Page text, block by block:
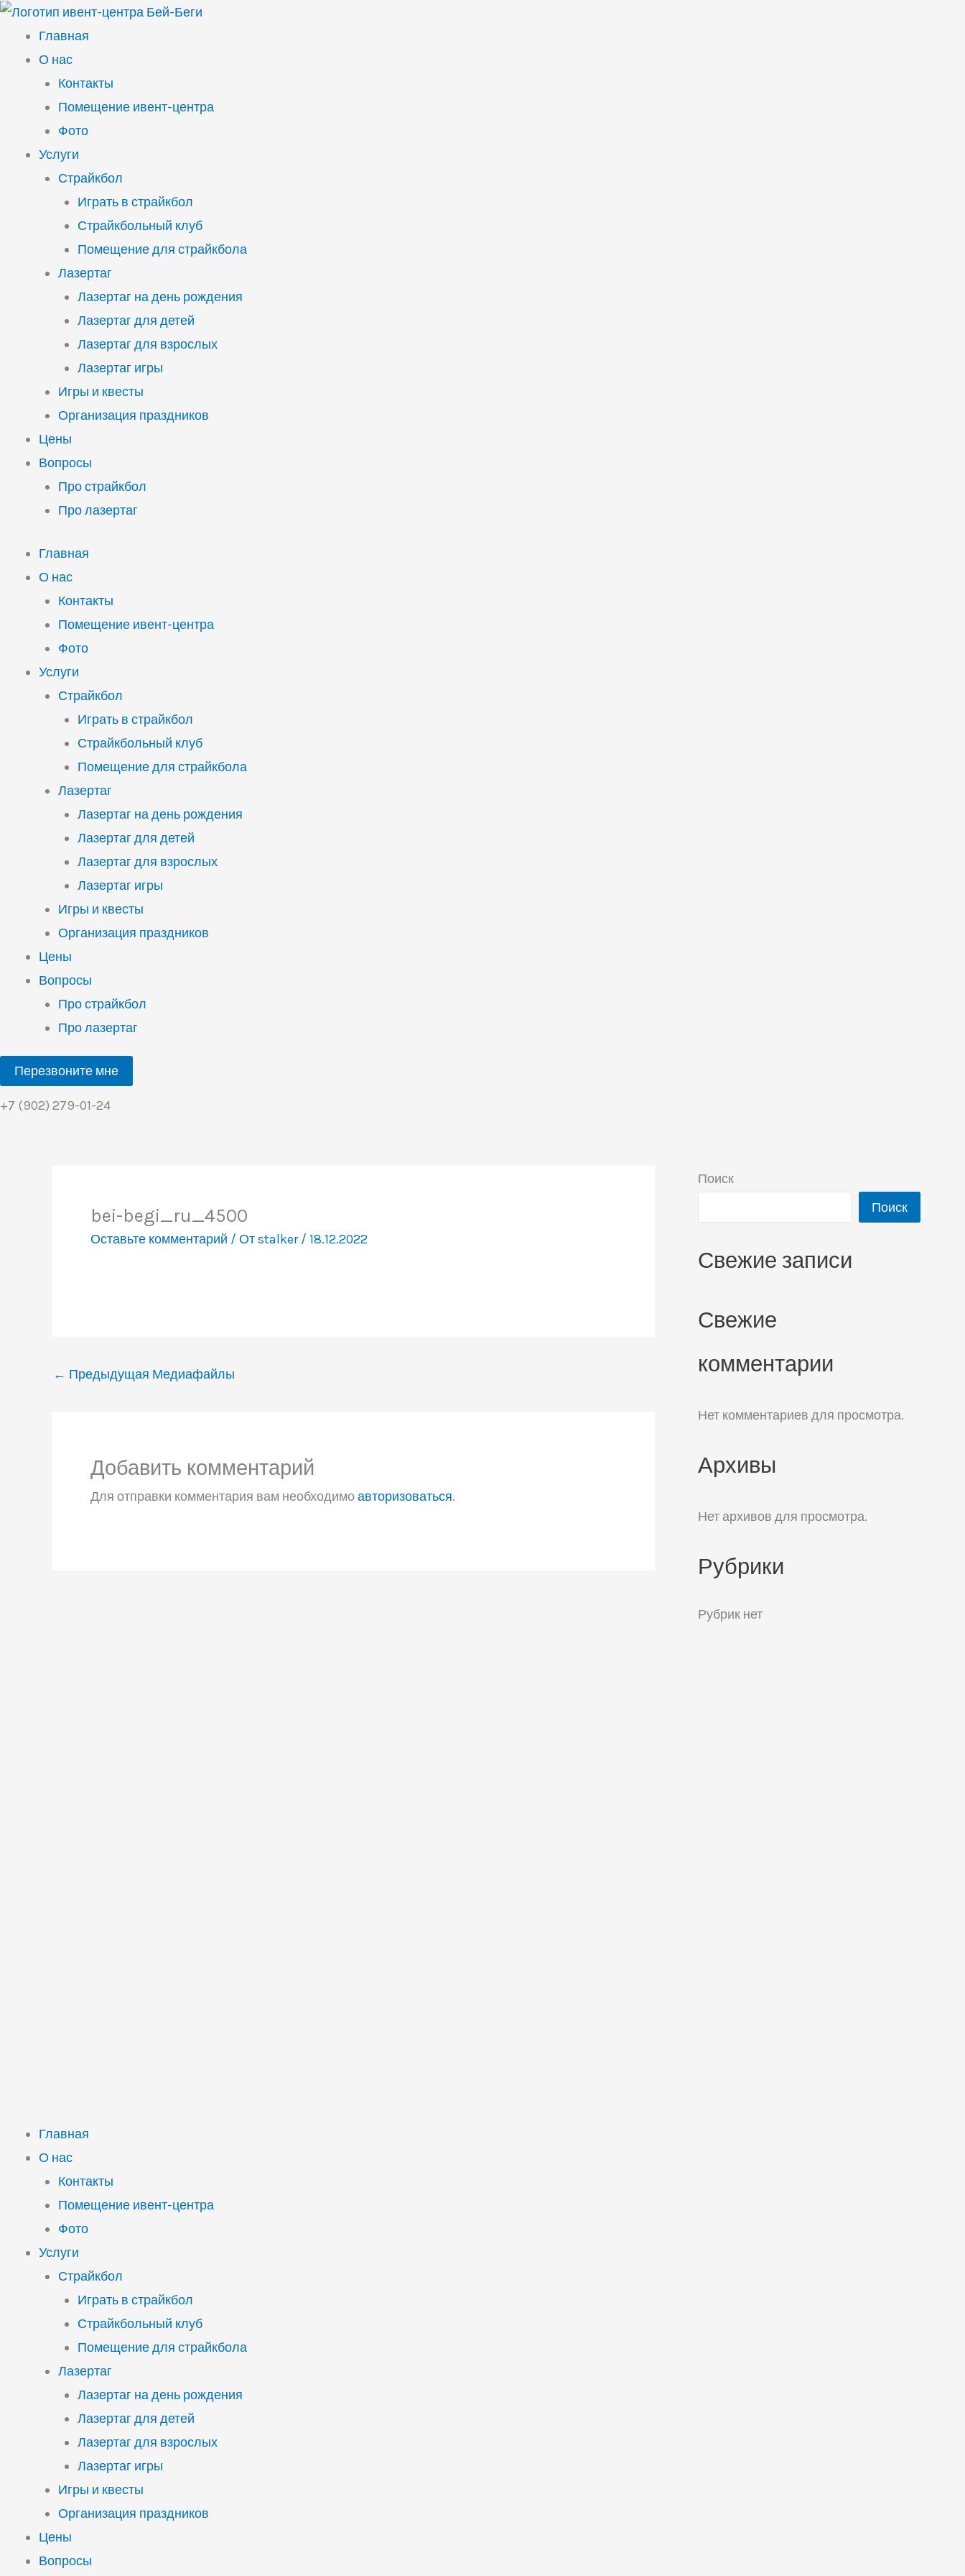
Перейти
содержимому
Главная
О нас
Контакты
Помещение ивент-центра
Фото
Услуги
Страйкбол
Играть в страйкбол
Страйкбольный клуб
Помещение для страйкбола
Лазертаг
Лазертаг на день рождения
Лазертаг для детей
Лазертаг для взрослых
Лазертаг игры
Игры и квесты
Организация праздников
Цены
Вопросы
Про страйкбол
Про лазертаг
Главная
О нас
Контакты
Помещение ивент-центра
Фото
Услуги
Страйкбол
Играть в страйкбол
Страйкбольный клуб
Помещение для страйкбола
Лазертаг
Лазертаг на день рождения
Лазертаг для детей
Лазертаг для взрослых
Лазертаг игры
Игры и квесты
Организация праздников
Цены
Вопросы
Про страйкбол
Про лазертаг
Перезвоните мне
+7 (902) 279-01-24
bei-begi_ru_4500
Оставьте комментарий / Отstalker/ 18.12.2022
← Предыдущая Медиафайлы
Добавить комментарий
Для отправки комментария вам необходимоавторизоваться.
Поиск
Поиск
Свежие записи
Свежие
комментарии
Нет комментариев для просмотра.
Архивы
Нет архивов для просмотра.
Рубрики
Рубрик нет
Главная
О нас
Контакты
Помещение ивент-центра
Фото
Услуги
Страйкбол
Играть в страйкбол
Страйкбольный клуб
Помещение для страйкбола
Лазертаг
Лазертаг на день рождения
Лазертаг для детей
Лазертаг для взрослых
Лазертаг игры
Игры и квесты
Организация праздников
Цены
Вопросы